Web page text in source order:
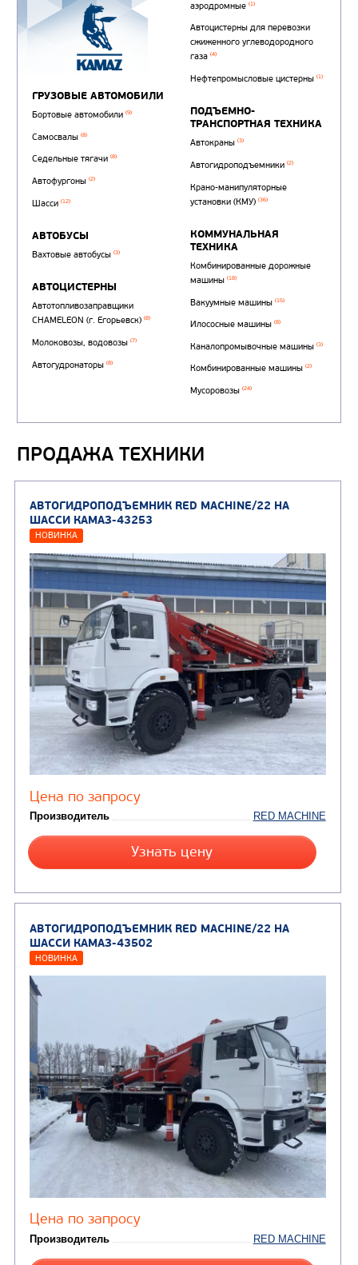
ГРУЗОВЫЕ АВТОМОБИЛИ
Бортовые автомобили
Самосвалы(8)
Седельные тягачи(8)
Автофургоны(2)
Шасси (12)
АВТОБУСЫ
Вахтовые автобусы
АВТОЦИСТЕРНЫ
CHAMELEON (г. Егорьевск)
Автогудронаторы(8)
Нефтепромысловые
ТРАНСПОРТНАЯ
Автокраны(3)
Крано-
установки (КМУ)
КОММУНАЛЬНАЯ
ТЕХНИКА
Комбинированные
машины
(18)
Вакуумные машины
Каналопромывочные
Комбинированные
ПРОДАЖА ТЕХНИКИ
АВТОГИДРОПОДЪЕМНИК RED MACHINE/22
ШАССИ КАМАЗ-43253
НОВИНКА